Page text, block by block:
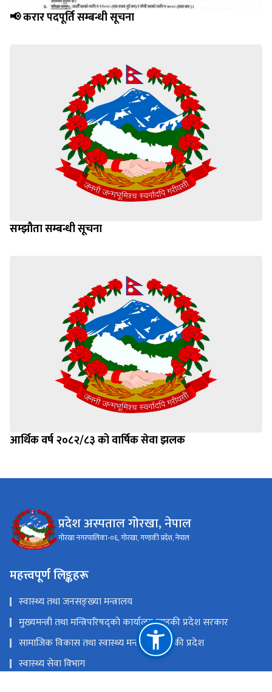
📢 करार पदपूर्ति सम्बन्धी सूचना
सम्झौता सम्बन्धी सूचना
आर्थिक वर्ष २०८२/८३ को वार्षिक सेवा झलक
प्रदेश अस्पताल गोरखा, नेपाल
गोरखा नगरपालिका-०६, गोरखा, गण्डकी प्रदेश, नेपाल
महत्त्वपूर्ण लिङ्कहरू
स्वास्थ्य तथा जनसङ्ख्या मन्त्रालय
मुख्यमन्त्री तथा मन्त्रिपरिषद्को कार्यालय,गण्डकी प्रदेश सरकार
सामाजिक विकास तथा स्वास्थ्य मन्त्रालय, गण्डकी प्रदेश
स्वास्थ्य सेवा विभाग